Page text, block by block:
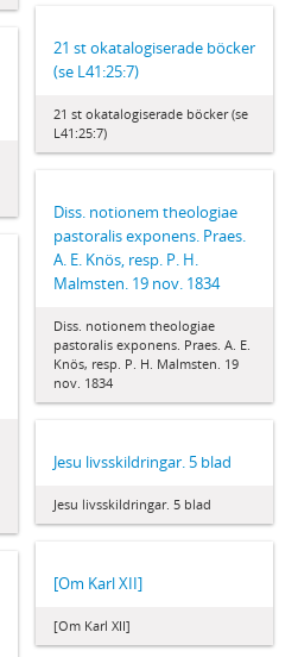
21 st okatalogiserade böcker
(se L41:25:7)
21 st okatalogiserade böcker (se
L41:25:7)
Diss. notionem theologiae
pastoralis exponens. Praes.
A. E. Knös, resp. P. H.
Malmsten. 19 nov. 1834
Diss. notionem theologiae
pastoralis exponens. Praes. A. E.
Knös, resp. P. H. Malmsten. 19
nov. 1834
Jesu livsskildringar. 5 blad
Jesu livsskildringar. 5 blad
[Om Karl XII]
[Om Karl XII]